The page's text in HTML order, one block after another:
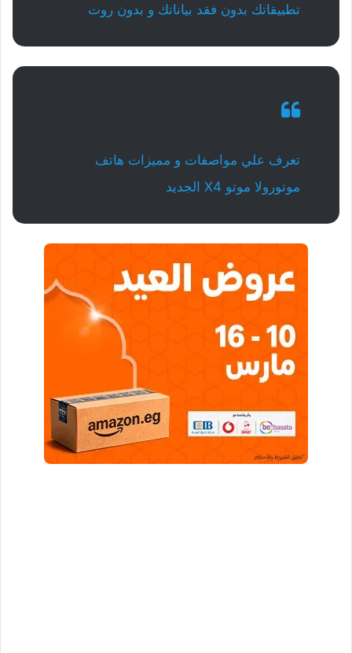
تطبيقاتك بدون فقد بياناتك و بدون روت
تعرف علي مواصفات و مميزات هاتف
موتورولا موتو X4 الجديد